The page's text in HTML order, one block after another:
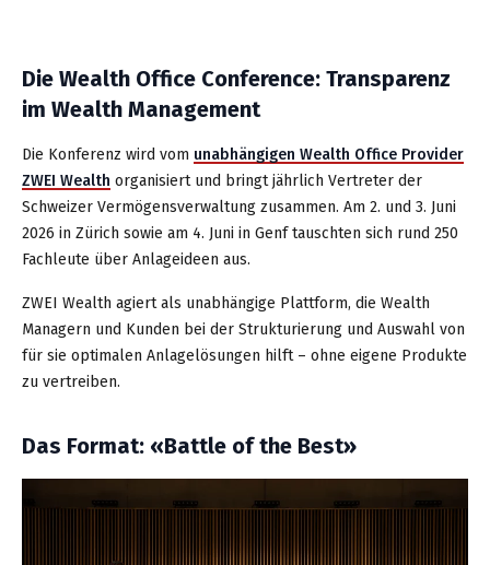
Die Wealth Office Conference: Transparenz
im Wealth Management
Die Konferenz wird vom unabhängigen Wealth Office Provider
ZWEI Wealth organisiert und bringt jährlich Vertreter der
Schweizer Vermögensverwaltung zusammen. Am 2. und 3. Juni
2026 in Zürich sowie am 4. Juni in Genf tauschten sich rund 250
Fachleute über Anlageideen aus.
ZWEI Wealth agiert als unabhängige Plattform, die Wealth
Managern und Kunden bei der Strukturierung und Auswahl von
für sie optimalen Anlagelösungen hilft – ohne eigene Produkte
zu vertreiben.
Das Format: «Battle of the Best»